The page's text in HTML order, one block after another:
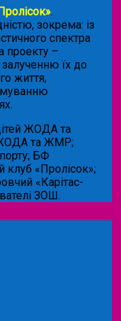
.
зокрема: із
спектра
проекту –
залученню їх до
життя,
ЖОДА та
ЖОДА та ЖМР;
БФ
клуб «Пролісок»;
«Карітас-
ЗОШ.